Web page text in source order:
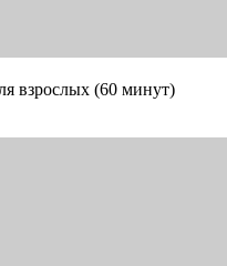
взрослых (60 минут)